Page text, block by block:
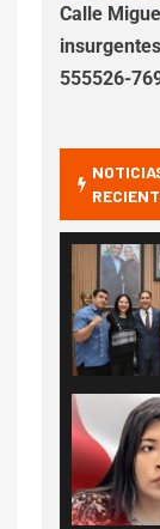
Calle
555526-